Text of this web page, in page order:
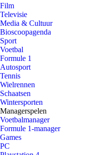
Film
Televisie
Media & Cultuur
Bioscoopagenda
Sport
Voetbal
Formule 1
Autosport
Tennis
Wielrennen
Schaatsen
Wintersporten
Managerspelen
Voetbalmanager
Formule 1-manager
Games
PC